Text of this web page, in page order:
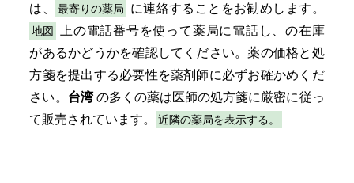
は、
最寄りの薬局
に連絡することをお勧めします。
地図
上の電話番号を使って薬局に電話し、の在庫
があるかどうかを確認してください。薬の価格と処
方箋を提出する必要性を薬剤師に必ずお確かめくだ
さい。 台湾の多くの薬は医師の処方箋に厳密に従っ
て販売されています。
近隣の薬局を表示する。